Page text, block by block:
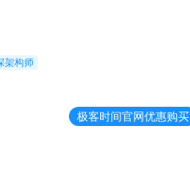
架构师
极客时间官网优惠购买